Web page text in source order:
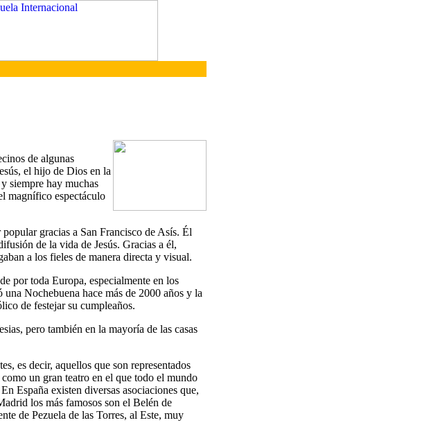
de algunas
el hijo de Dios en la
siempre hay muchas
magnífico espectáculo
gracias a San Francisco de Asís. Él
de la vida de Jesús. Gracias a él,
a los fieles de manera directa y visual.
por toda Europa, especialmente en los
Nochebuena hace más de 2000 años y la
de festejar su cumpleaños.
pero también en la mayoría de las casas
es decir, aquellos que son representados
un gran teatro en el que todo el mundo
España existen diversas asociaciones que,
los más famosos son el Belén de
de Pezuela de las Torres, al Este, muy